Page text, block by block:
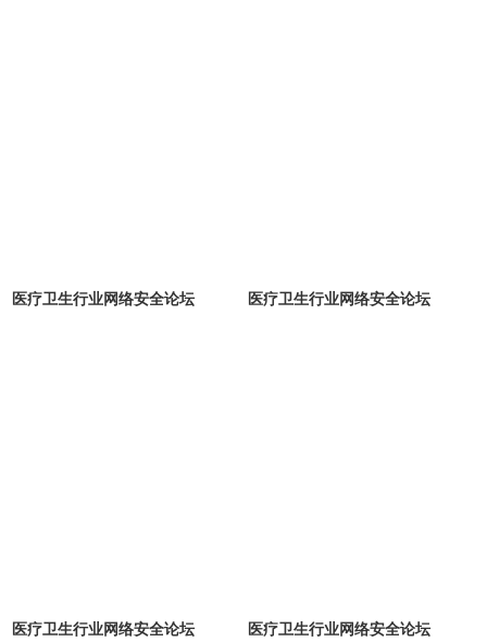
医疗卫生行业网络安全论坛 医疗卫生行业网络安全论坛
医疗卫生行业网络安全论坛 医疗卫生行业网络安全论坛